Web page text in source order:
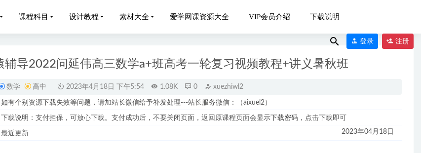
课程科目 设计教程 素材大全 爱学网课资源大全 VIP会员介绍 下载说明
登录 注册
辅导2022问延伟高三数学a+班高考一轮复习视频教程+讲义暑秋班
数学 高中 2023年4月18日 下午5:54 1.08K 0 xuezhiwl2
如有个别资源下载失效等问题，请加站长微信给予补发处理---站长服务微信：（aixuel2）
下载说明：支付担保，可放心下载。支付成功后，不要关闭页面，返回原课程页面会显示下载密码，点击下载即可
最近更新 2023年04月18日
高二历史视频教程 2023-03-31
分钟丰胸让你拥有一个完美身材
教程作业帮2023李伯恩高中英语s高考一轮视频教程+讲义（暑假班）